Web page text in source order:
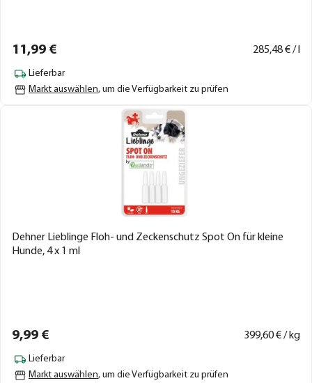
11,99 € 285,48€ / l
Lieferbar
Markt auswählen, um die Verfügbarkeit zu prüfen
Dehner Lieblinge Floh- und Zeckenschutz Spot On für kleine
Hunde, 4 x 1 ml
9,99 € 399,60€ / kg
Lieferbar
Markt auswählen, um die Verfügbarkeit zu prüfen